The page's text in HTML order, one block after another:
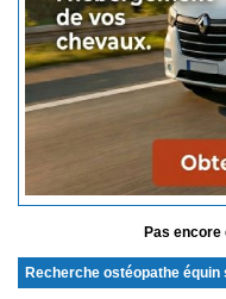
Pas
Recherche ostéopathe équin